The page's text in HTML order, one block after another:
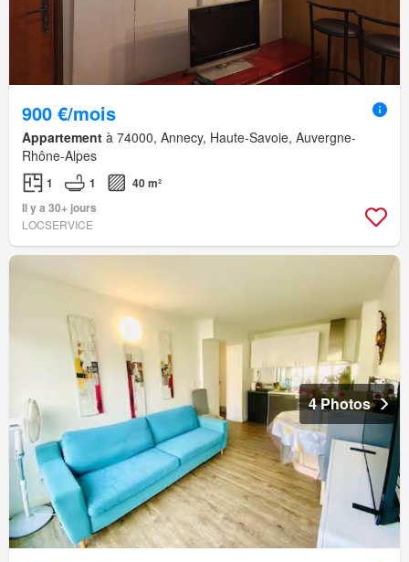
900 €/mois
Appartement à 74000, Annecy, Haute-Savoie, Auvergne-
Rhône-Alpes
1 1
40 m²
Il y a 30+ jours
LOCSERVICE
4 Photos